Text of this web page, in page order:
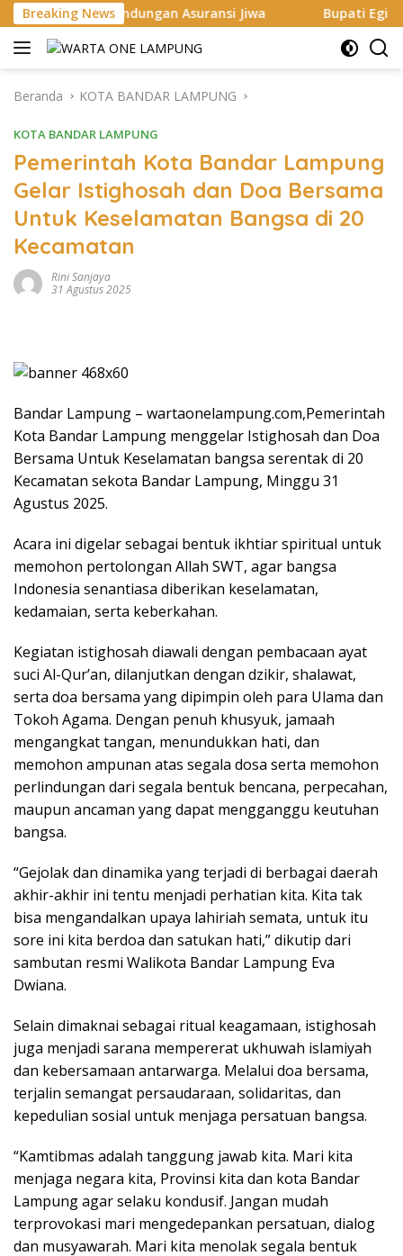
Langsung
ke
konten
Breaking News
Asuransi Jiwa Bupati Egi Dorong ASN
Beranda KOTA BANDAR LAMPUNG
KOTA BANDAR LAMPUNG
Pemerintah Kota Bandar Lampung
Gelar Istighosah dan Doa Bersama
Untuk Keselamatan Bangsa di 20
Kecamatan
Rini Sanjaya
31 Agustus 2025
Bandar Lampung – wartaonelampung.com,Pemerintah
Kota Bandar Lampung menggelar Istighosah dan Doa
Bersama Untuk Keselamatan bangsa serentak di 20
Kecamatan sekota Bandar Lampung, Minggu 31
Agustus 2025.
Acara ini digelar sebagai bentuk ikhtiar spiritual untuk
memohon pertolongan Allah SWT, agar bangsa
Indonesia senantiasa diberikan keselamatan,
kedamaian, serta keberkahan.
Kegiatan istighosah diawali dengan pembacaan ayat
suci Al-Qur’an, dilanjutkan dengan dzikir, shalawat,
serta doa bersama yang dipimpin oleh para Ulama dan
Tokoh Agama. Dengan penuh khusyuk, jamaah
mengangkat tangan, menundukkan hati, dan
memohon ampunan atas segala dosa serta memohon
perlindungan dari segala bentuk bencana, perpecahan,
maupun ancaman yang dapat mengganggu keutuhan
bangsa.
“Gejolak dan dinamika yang terjadi di berbagai daerah
akhir-akhir ini tentu menjadi perhatian kita. Kita tak
bisa mengandalkan upaya lahiriah semata, untuk itu
sore ini kita berdoa dan satukan hati,” dikutip dari
sambutan resmi Walikota Bandar Lampung Eva
Dwiana.
Selain dimaknai sebagai ritual keagamaan, istighosah
juga menjadi sarana mempererat ukhuwah islamiyah
dan kebersamaan antarwarga. Melalui doa bersama,
terjalin semangat persaudaraan, solidaritas, dan
kepedulian sosial untuk menjaga persatuan bangsa.
“Kamtibmas adalah tanggung jawab kita. Mari kita
menjaga negara kita, Provinsi kita dan kota Bandar
Lampung agar selaku kondusif. Jangan mudah
terprovokasi mari mengedepankan persatuan, dialog
dan musyawarah. Mari kita menolak segala bentuk